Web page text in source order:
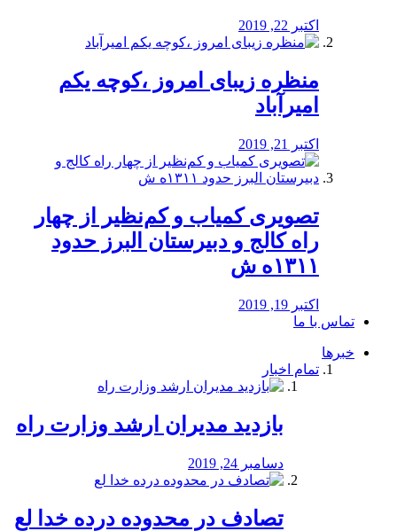
اکتبر 22, 2019
منظره‌‌ زیبای امروز ،کوچه یکم
امیرآباد
اکتبر 21, 2019
️تصویری کمیاب و کم‌نظیر از چهار
راه كالج و دبيرستان البرز حدود
۱۳۱۱ه ش
اکتبر 19, 2019
تماس با ما
خبرها
تمام اخبار
بازدید مدیران ارشد وزارت راه
دسامبر 24, 2019
تصادف در محدوده درده خدا لع